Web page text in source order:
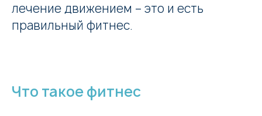
лечение движением – это и есть
правильный фитнес.
Что такое фитнес